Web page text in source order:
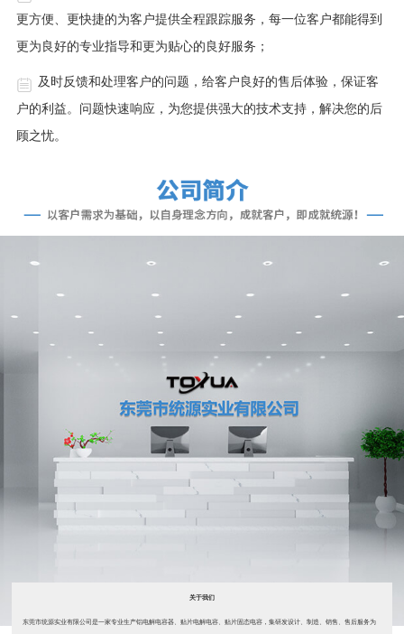
更方便、更快捷的为客户提供全程跟踪服务，每一位客户都能得到
更为良好的专业指导和更为贴心的良好服务；
及时反馈和处理客户的问题，给客户良好的售后体验，保证客
户的利益。问题快速响应，为您提供强大的技术支持，解决您的后
顾之忧。
关于我们
东莞市统源实业有限公司是一家专业生产铝电解电容器、贴片电解电容、贴片固态电容，集研发设计、制造、销售、售后服务为